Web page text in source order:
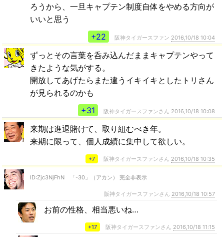
ろうから、一旦キャプテン制度自体をやめる方向が
いいと思う
+22
阪神タイガースファン 2016,10/18 10:04
ずっとその言葉を呑み込んだままキャプテンやって
きたような気がする。
開放してあげたらまた違うイキイキとしたトリさん
が見られるのかも
+31
阪神タイガースファンさん 2016,10/18 10:08
来期は進退賭けて、取り組むべき年。
来期に限って、個人成績に集中して欲しい。
+7 阪神タイガースファンさん 2016,10/18 10:35
ID:Zjc3NjFhN 「-30」（アカン） 完全非表示
阪神タイガースファンさん 2016,10/18 10:57
お前の性格、相当悪いね…
+17 阪神タイガースファンさん 2016,10/18 11:15